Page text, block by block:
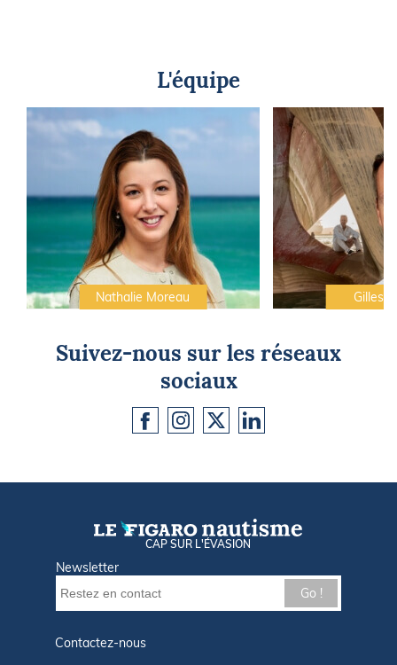
L'équipe
Nathalie Moreau Gilles
Suivez-nous sur les réseaux
sociaux
CAP SUR L'ÉVASION
Newsletter
Go !
Contactez-nous